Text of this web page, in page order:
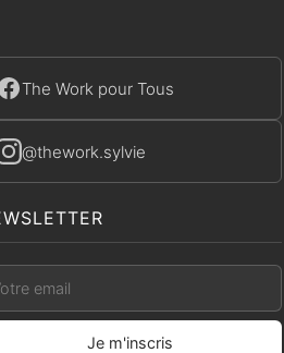
The Work pour Tous
@thework.sylvie